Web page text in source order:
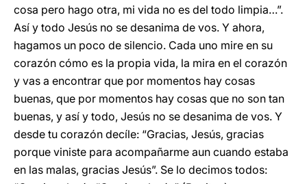
cosa pero hago otra, mi vida no es del todo limpia…”.
Así y todo Jesús no se desanima de vos. Y ahora,
hagamos un poco de silencio. Cada uno mire en su
corazón cómo es la propia vida, la mira en el corazón
y vas a encontrar que por momentos hay cosas
buenas, que por momentos hay cosas que no son tan
buenas, y así y todo, Jesús no se desanima de vos. Y
desde tu corazón decíle: “Gracias, Jesús, gracias
porque viniste para acompañarme aun cuando estaba
en las malas, gracias Jesús”. Se lo decimos todos: